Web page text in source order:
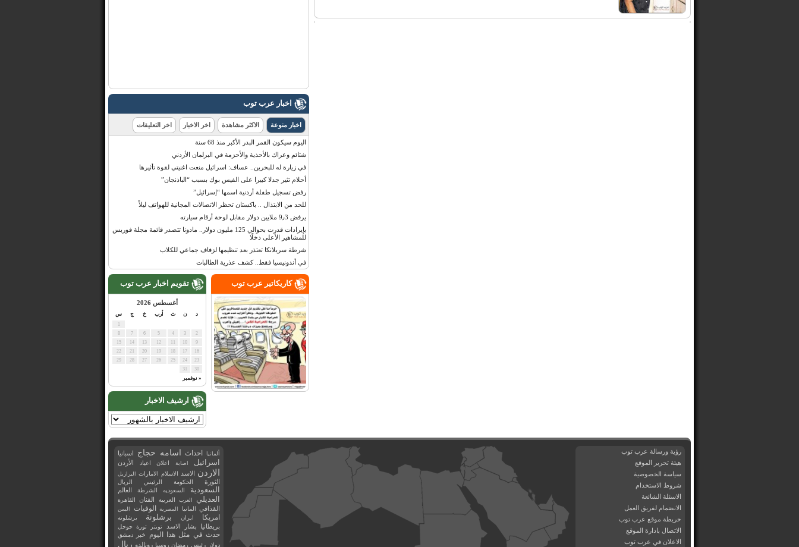
اخبار عرب توب
اخبار منوعة الاكثر مشاهدة اخر الاخبار اخر التعليقات
اليوم سيكون القمر البدر الأكبر منذ 68 سنة
شتائم وعراك بالأحذية والأحزمة في البرلمان الأردني
في زيارة له للبحرين.. عساف: اسرائيل منعت اغنيتي لقوة تأثيرها
أحلام تثير جدلا كبيرا على الفيس بوك بسبب “الباذنجان”
رفض تسجيل طفلة أردنية اسمها “إسرائيل”
للحد من الابتذال .. باكستان تحظر الاتصالات المجانية للهواتف ليلاً
يرفض 9٫3 ملايين دولار مقابل لوحة أرقام سيارته
بإيرادات قدرت بحوالي 125 مليون دولار.. مادونا تتصدر قائمة مجلة فوربس
للمشاهير الأعلى دخلًا
شرطة سريلانكا تعتذر بعد تنظيمها لزفاف جماعي للكلاب
في أندونيسيا فقط.. كشف عذرية الطالبات
تقويم اخبار عرب توب
أغسطس 2026
د ن ث أرب خ ج س
« نوفمبر
2
3
4
5
6
7
8
9
10
12
13
14
15
16
17
18
19
20
21
22
23
24
25
26
27
28
29
30
31
ارشيف الاخبار
كاريكاتير عرب توب
رؤية ورسالة عرب توب
هيئة تحرير الموقع
سياسة الخصوصية
شروط الاستخدام
الاسئلة الشائعة
الانضمام لفريق العمل
خريطة موقع عرب توب
الاتصال بادارة الموقع
الاعلان في عرب توب
ألمانيا احداث اسامه حجاج اسبانيا
اسرائيل اصابة اعلان اعياد الأردن
الاردن الاسد الاسلام الامارات البرازيل
الثورة الحكومة الرئيس الريال
السعودية السعوديه الشرطة العالم
العديلي العرب العربية الفنان القاهرة
القذافي المانيا المصرية الوفيات اليمن
امريكا ايران برشلونة برشلونه
بريطانيا بشار الاسد تويتر ثورة جوجل
حدث في مثل هذا اليوم خبر
دمشق
دولار
رئيس رمضان روسيا رونالدو ريال